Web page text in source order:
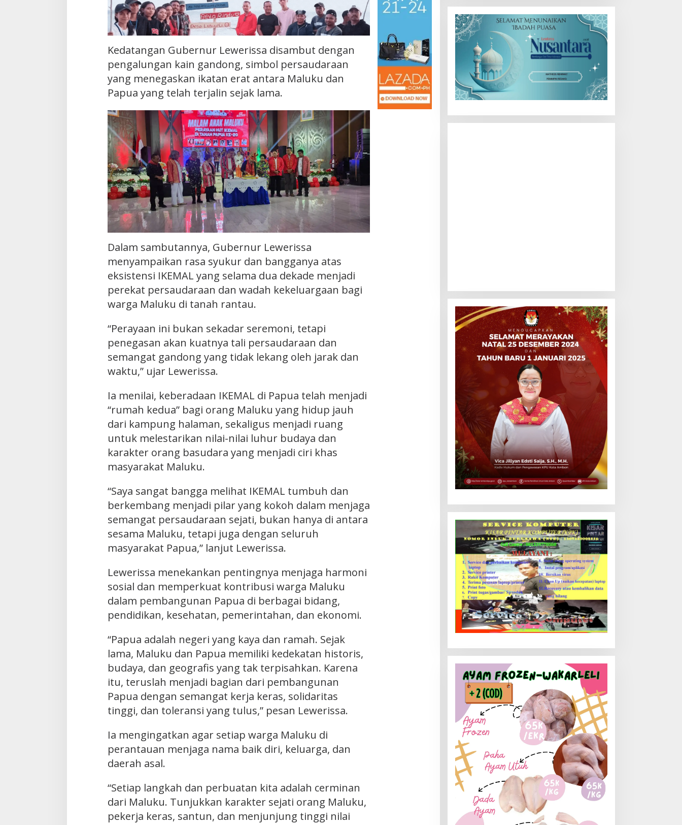
Kedatangan Gubernur Lewerissa disambut dengan
pengalungan kain gandong, simbol persaudaraan
yang menegaskan ikatan erat antara Maluku dan
Papua yang telah terjalin sejak lama.
Dalam sambutannya, Gubernur Lewerissa
menyampaikan rasa syukur dan bangganya atas
eksistensi IKEMAL yang selama dua dekade menjadi
perekat persaudaraan dan wadah kekeluargaan bagi
warga Maluku di tanah rantau.
“Perayaan ini bukan sekadar seremoni, tetapi
penegasan akan kuatnya tali persaudaraan dan
semangat gandong yang tidak lekang oleh jarak dan
waktu,” ujar Lewerissa.
Ia menilai, keberadaan IKEMAL di Papua telah menjadi
“rumah kedua” bagi orang Maluku yang hidup jauh
dari kampung halaman, sekaligus menjadi ruang
untuk melestarikan nilai-nilai luhur budaya dan
karakter orang basudara yang menjadi ciri khas
masyarakat Maluku.
“Saya sangat bangga melihat IKEMAL tumbuh dan
berkembang menjadi pilar yang kokoh dalam menjaga
semangat persaudaraan sejati, bukan hanya di antara
sesama Maluku, tetapi juga dengan seluruh
masyarakat Papua,” lanjut Lewerissa.
Lewerissa menekankan pentingnya menjaga harmoni
sosial dan memperkuat kontribusi warga Maluku
dalam pembangunan Papua di berbagai bidang,
pendidikan, kesehatan, pemerintahan, dan ekonomi.
“Papua adalah negeri yang kaya dan ramah. Sejak
lama, Maluku dan Papua memiliki kedekatan historis,
budaya, dan geografis yang tak terpisahkan. Karena
itu, teruslah menjadi bagian dari pembangunan
Papua dengan semangat kerja keras, solidaritas
tinggi, dan toleransi yang tulus,” pesan Lewerissa.
Ia mengingatkan agar setiap warga Maluku di
perantauan menjaga nama baik diri, keluarga, dan
daerah asal.
“Setiap langkah dan perbuatan kita adalah cerminan
dari Maluku. Tunjukkan karakter sejati orang Maluku,
pekerja keras, santun, dan menjunjung tinggi nilai